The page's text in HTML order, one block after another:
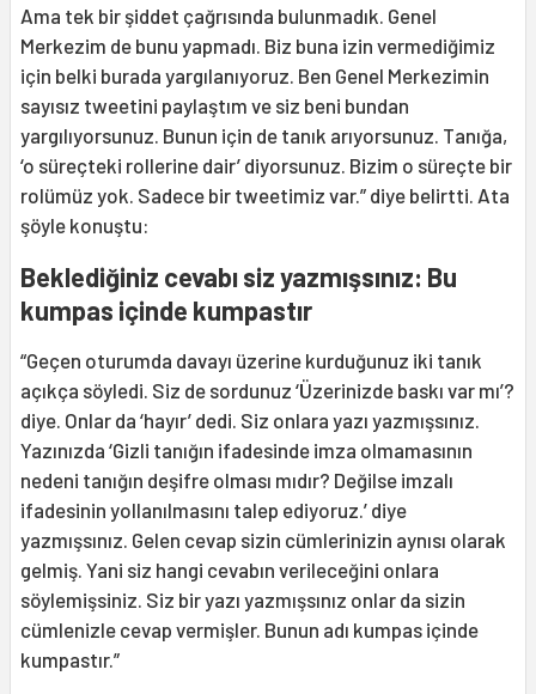
Ama tek bir şiddet çağrısında bulunmadık. Genel
Merkezim de bunu yapmadı. Biz buna izin vermediğimiz
için belki burada yargılanıyoruz. Ben Genel Merkezimin
sayısız tweetini paylaştım ve siz beni bundan
yargılıyorsunuz. Bunun için de tanık arıyorsunuz. Tanığa,
‘o süreçteki rollerine dair’ diyorsunuz. Bizim o süreçte bir
rolümüz yok. Sadece bir tweetimiz var.” diye belirtti. Ata
şöyle konuştu:
Beklediğiniz cevabı siz yazmışsınız: Bu
kumpas içinde kumpastır
“Geçen oturumda davayı üzerine kurduğunuz iki tanık
açıkça söyledi. Siz de sordunuz ‘Üzerinizde baskı var mı’?
diye. Onlar da ‘hayır’ dedi. Siz onlara yazı yazmışsınız.
Yazınızda ‘Gizli tanığın ifadesinde imza olmamasının
nedeni tanığın deşifre olması mıdır? Değilse imzalı
ifadesinin yollanılmasını talep ediyoruz.’ diye
yazmışsınız. Gelen cevap sizin cümlerinizin aynısı olarak
gelmiş. Yani siz hangi cevabın verileceğini onlara
söylemişsiniz. Siz bir yazı yazmışsınız onlar da sizin
cümlenizle cevap vermişler. Bunun adı kumpas içinde
kumpastır.”